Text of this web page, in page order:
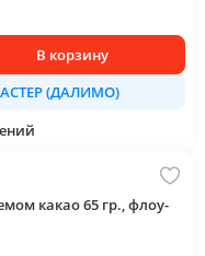
В корзину
(ДАЛИМО)
какао 65 гр., флоу-